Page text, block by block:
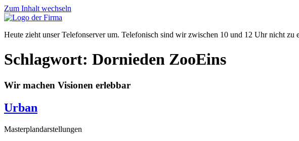
Zum Inhalt wechseln
Heute zieht unser Telefonserver um. Telefonisch sind wir zwischen 10 und 12 Uhr nicht
Schlagwort: Dornieden ZooEins
Wir machen Visionen erlebbar
Urban
Masterplandarstellungen